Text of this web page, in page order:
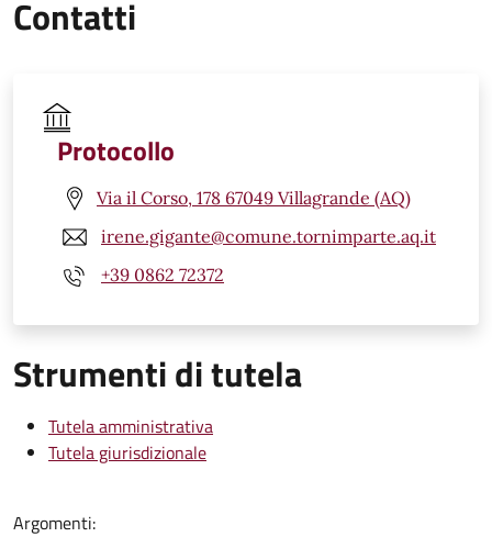
Contatti
Protocollo
Via il Corso, 178 67049 Villagrande (AQ)
irene.gigante@comune.tornimparte.aq.it
+39 0862 72372
Strumenti di tutela
Tutela amministrativa
Tutela giurisdizionale
Argomenti: